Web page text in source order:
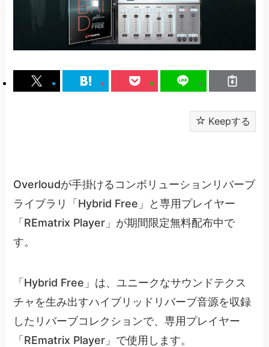
Keepする
Overloudが手掛けるコンボリューションリバーブ
ライブラリ「Hybrid Free」と専用プレイヤー
「REmatrix Player」が期間限定無料配布中で
す。
「Hybrid Free」は、ユニークなサウンドテクス
チャを生み出すハイブリッドリバーブ音源を収録
したリバーブコレクションで、専用プレイヤー
「REmatrix Player」で使用します。